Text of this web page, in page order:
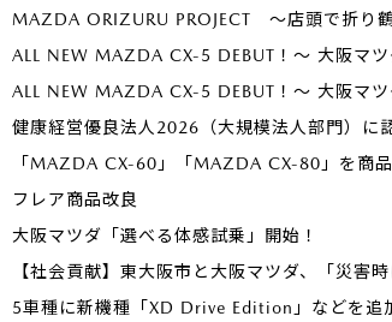
MAZDA ORIZURU PROJECT ～店頭で折り
ALL NEW MAZDA CX-5 DEBUT！～ 大阪マ
ALL NEW MAZDA CX-5 DEBUT！～ 大阪マ
健康経営優良法人2026（大規模法人部門）に
「MAZDA CX-60」「MAZDA CX-80」を商
フレア商品改良
大阪マツダ「選べる体感試乗」開始！
【社会貢献】東大阪市と大阪マツダ、「災害
5車種に新機種「XD Drive Edition」などを追